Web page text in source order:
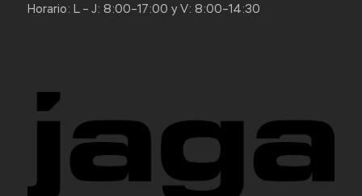
Horario: L – J: 8:00–17:00 y V: 8:00–14:30